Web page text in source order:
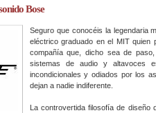
Bose
Seguro que conocéis la legendaria
eléctrico graduado en el MIT
compañía que, dicho sea de
sistemas de audio y altavoces
incondicionales y odiados por los
dejan a nadie indiferente.
La controvertida filosofía de diseño